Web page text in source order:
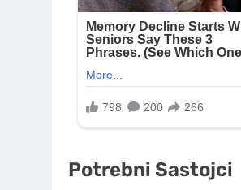
Potrebni Sastojci